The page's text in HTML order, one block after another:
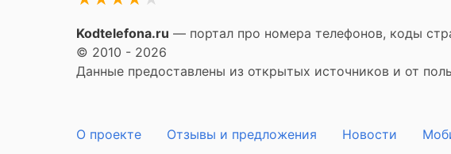
Kodtelefona.ru — портал про номера телефонов, коды
© 2010 - 2026
Данные предоставлены из открытых источников и от
О проекте Отзывы и предложения Новости